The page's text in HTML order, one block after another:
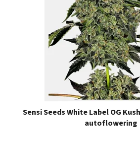
Sensi Seeds White Label OG
autoflowering